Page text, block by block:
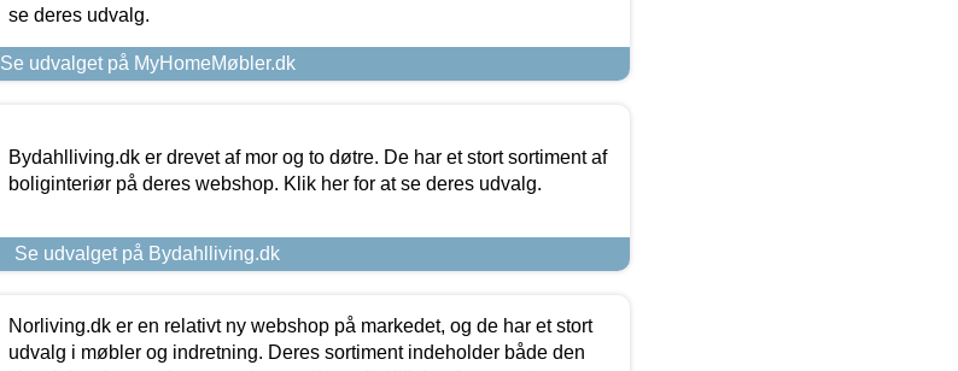
se deres udvalg.
Se udvalget på MyHomeMøbler.dk
Bydahlliving.dk er drevet af mor og to døtre. De har et stort sortiment af
boliginteriør på deres webshop. Klik her for at se deres udvalg.
Se udvalget på Bydahlliving.dk
Norliving.dk er en relativt ny webshop på markedet, og de har et stort
udvalg i møbler og indretning. Deres sortiment indeholder både den